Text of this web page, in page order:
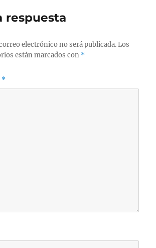
respuesta
electrónico no será publicada. Los
están marcados con *
*